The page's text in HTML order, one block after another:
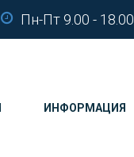
Пн-Пт 9.00 - 18.00
ИНФОРМАЦИЯ